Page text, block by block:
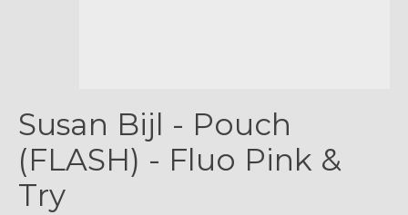
Susan Bijl - Pouch
(FLASH) - Fluo Pink &
Try